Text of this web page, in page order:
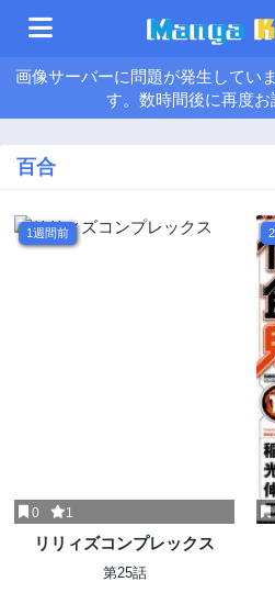
画像サーバーに問題が発生してい
す。数時間後に再度お
百合
1週間前
0 1
リリィズコンプレックス
第25話